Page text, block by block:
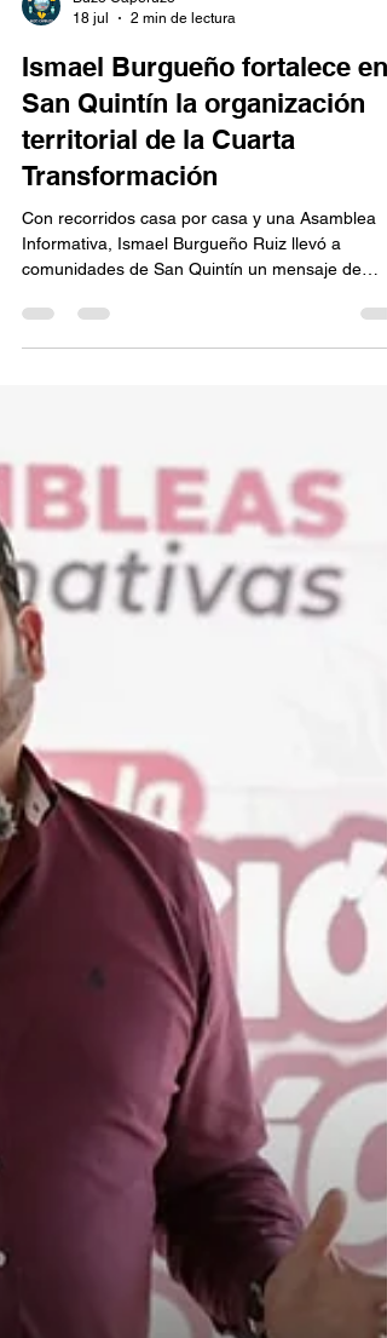
18 jul
2 min de lectura
Ismael Burgueño fortalece en
San Quintín la organización
territorial de la Cuarta
Transformación
Con recorridos casa por casa y una Asamblea
comunidades de San Quintín un mensaje de
unidad, organización y respaldo al proyecto de